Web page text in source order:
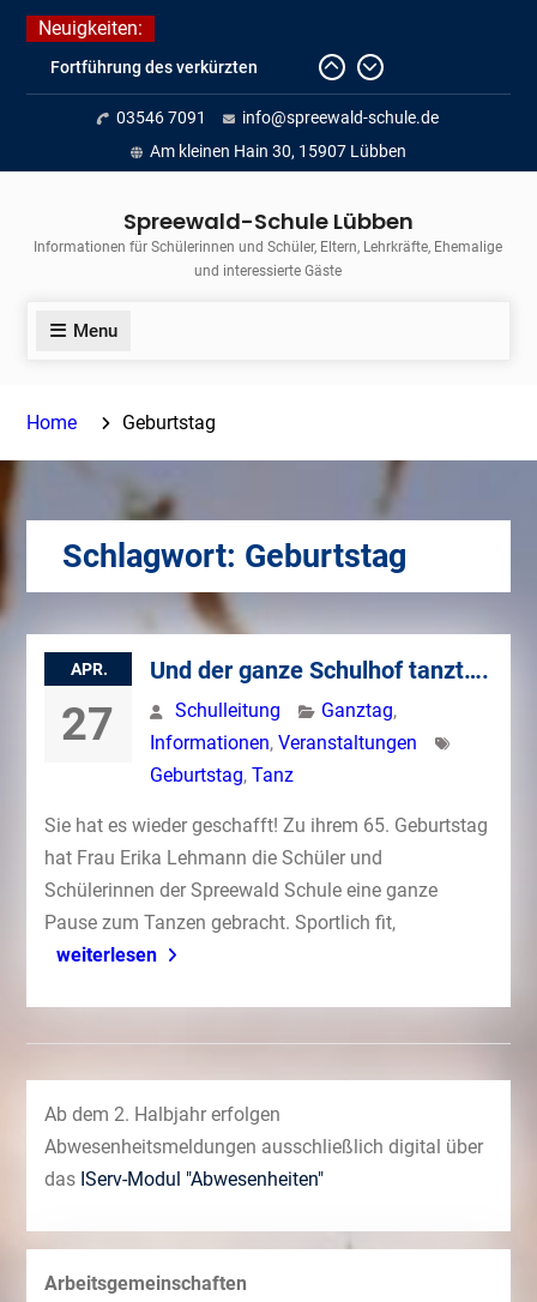
Skip
content
Neuigkeiten:
Fortführung des verkürzten
Unterrichts aufgrund der hohen
Temperaturen (22.06. bis
voraussichtlich zum 26.06.2026)
Journalismus hautnah
Insellauf 2026
03546 7091
info@spreewald-schule.de
Am kleinen Hain 30, 15907 Lübben
Spreewald-Schule Lübben
Informationen für Schülerinnen und Schüler, Eltern, Lehrkräfte, Ehemalige
und interessierte Gäste
Menu
Home Geburtstag
Schlagwort: Geburtstag
APR.
27
Und der ganze Schulhof tanzt….
Schulleitung Ganztag,
Informationen, Veranstaltungen
Geburtstag, Tanz
Sie hat es wieder geschafft! Zu ihrem 65. Geburtstag
hat Frau Erika Lehmann die Schüler und
Schülerinnen der Spreewald Schule eine ganze
Pause zum Tanzen gebracht. Sportlich fit,
weiterlesen
Ab dem 2. Halbjahr erfolgen
Abwesenheitsmeldungen ausschließlich digital über
das IServ-Modul "Abwesenheiten"
Arbeitsgemeinschaften